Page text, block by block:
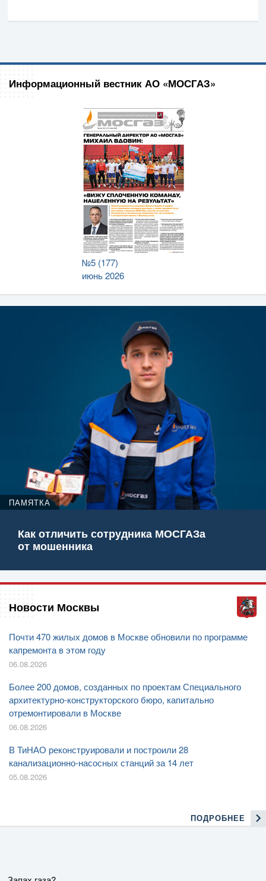
Информационный вестник АО «МОСГАЗ»
№5 (177)
июнь 2026
ПАМЯТКА
Как отличить сотрудника МОСГАЗа
от мошенника
Новости Москвы
Почти 470 жилых домов в Москве обновили по программе
капремонта в этом году
06.08.2026
Более 200 домов, созданных по проектам Специального
архитектурно-конструкторского бюро, капитально
отремонтировали в Москве
06.08.2026
В ТиНАО реконструировали и построили 28
канализационно-насосных станций за 14 лет
05.08.2026
ПОДРОБНЕЕ